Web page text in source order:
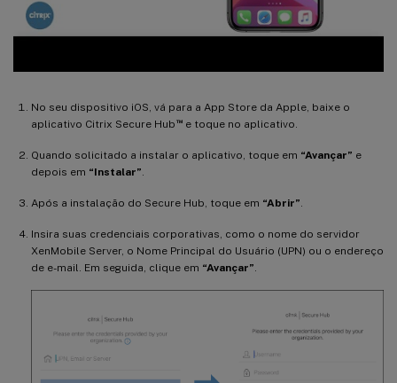
No seu dispositivo iOS, vá para a App Store da Apple, baixe o
aplicativo Citrix Secure Hub ™e toque no aplicativo.
Quando solicitado a instalar o aplicativo, toque em “Avançar” e
depois em “Instalar”.
Após a instalação do Secure Hub, toque em “Abrir”.
Insira suas credenciais corporativas, como o nome do servidor
XenMobile Server, o Nome Principal do Usuário (UPN) ou o endereço
de e-mail. Em seguida, clique em “Avançar”.